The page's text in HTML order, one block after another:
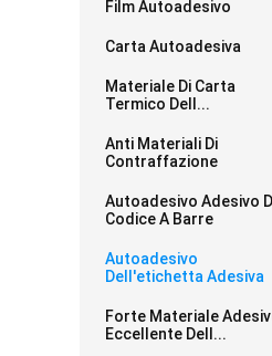
Film Autoadesivo
Carta Autoadesiva
Materiale Di Carta
Termico Dell...
Anti Materiali Di
Contraffazione
Autoadesivo Adesivo
Codice A Barre
Autoadesivo
Dell'etichetta Adesiva
Forte Materiale
Eccellente Dell...